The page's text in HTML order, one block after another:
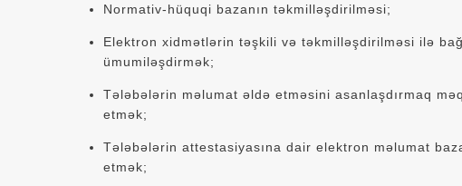
Normativ-hüquqi bazanın təkmilləşdirilməsi;
Elektron xidmətlərin təşkili və təkmilləşdirilməsi ilə
ümumiləşdirmək;
Tələbələrin məlumat əldə etməsini asanlaşdırmaq
etmək;
Tələbələrin attestasiyasına dair elektron məlumat
etmək;